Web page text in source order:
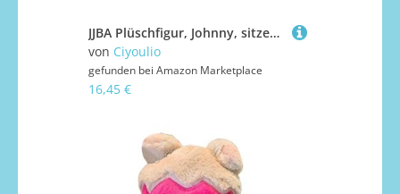
JJBA Plüschfigur, Johnny, sitzende Figur, weich, gefüllt, niedliches Plüschkissen, Baumwollkissen, Dekoration, Sammlerstück, Geschenke
von Ciyoulio
gefunden bei Amazon Marketplace
16,45 €